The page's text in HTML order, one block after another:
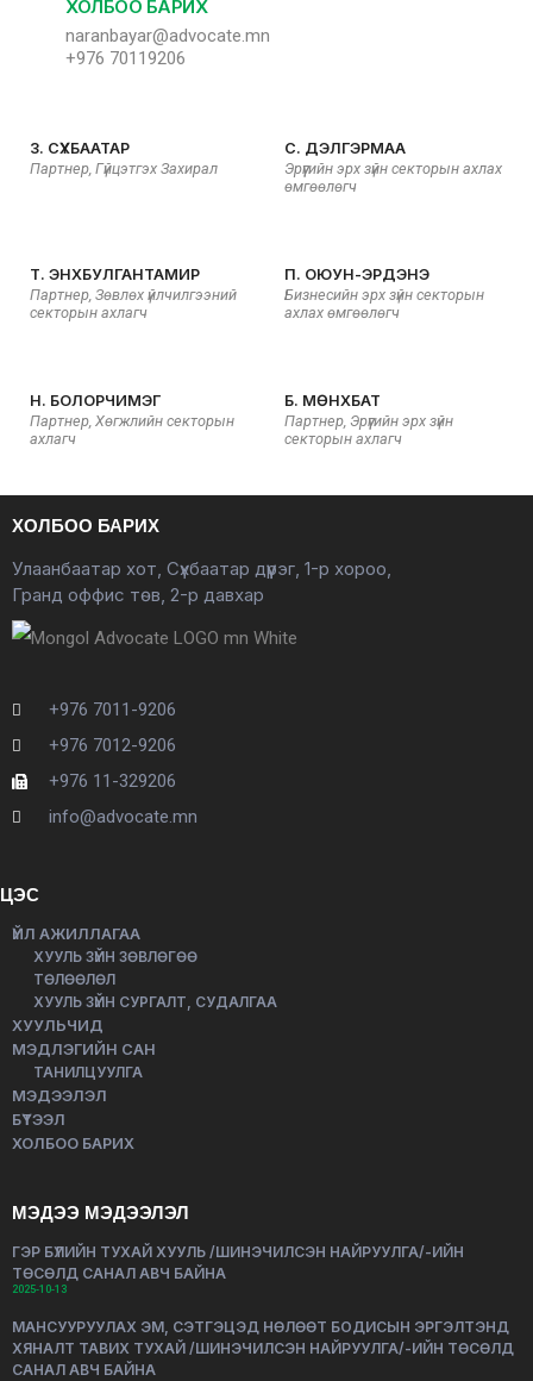
ХОЛБОО БАРИХ
naranbayar@advocate.mn
+976 70119206
З. СҮХБААТАР
Партнер, Гүйцэтгэх Захирал
С. ДЭЛГЭРМАА
Эрүүгийн эрх зүйн секторын ахлах
өмгөөлөгч
Т. ЭНХБУЛГАНТАМИР
Партнер, Зөвлөх үйлчилгээний
секторын ахлагч
П. ОЮУН-ЭРДЭНЭ
Бизнесийн эрх зүйн секторын
ахлах өмгөөлөгч
Н. БОЛОРЧИМЭГ
Партнер, Хөгжлийн секторын
ахлагч
Б. МӨНХБАТ
Партнер, Эрүүгийн эрх зүйн
секторын ахлагч
ХОЛБОО БАРИХ
Улаанбаатар хот, Сүхбаатар дүүрэг, 1-р хороо,
Гранд оффис төв, 2-р давхар
+976 7011-9206
+976 7012-9206
+976 11-329206
info@advocate.mn
ЦЭС
ҮЙЛ АЖИЛЛАГАА
ХУУЛЬ ЗҮЙН ЗӨВЛӨГӨӨ
ТӨЛӨӨЛӨЛ
ХУУЛЬ ЗҮЙН СУРГАЛТ, СУДАЛГАА
ХУУЛЬЧИД
МЭДЛЭГИЙН САН
ТАНИЛЦУУЛГА
МЭДЭЭЛЭЛ
БҮТЭЭЛ
ХОЛБОО БАРИХ
МЭДЭЭ МЭДЭЭЛЭЛ
ГЭР БҮЛИЙН ТУХАЙ ХУУЛЬ /ШИНЭЧИЛСЭН НАЙРУУЛГА/-ИЙН
ТӨСӨЛД САНАЛ АВЧ БАЙНА
2025-10-13
МАНСУУРУУЛАХ ЭМ, СЭТГЭЦЭД НӨЛӨӨТ БОДИСЫН ЭРГЭЛТЭНД
ХЯНАЛТ ТАВИХ ТУХАЙ /ШИНЭЧИЛСЭН НАЙРУУЛГА/-ИЙН ТӨСӨЛД
САНАЛ АВЧ БАЙНА